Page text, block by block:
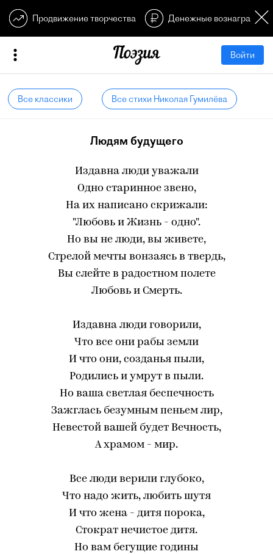
Продвижение творчества Денежные
Войти
Все классики Все стихи Николая Гумилёва
Людям будущего
Издавна люди уважали
Одно старинное звено,
На их написано скрижали:
"Любовь и Жизнь - одно".
Но вы не люди, вы живете,
Стрелой мечты вонзаясь в твердь,
Вы слейте в радостном полете
Любовь и Смерть.
Издавна люди говорили,
Что все они рабы земли
И что они, созданья пыли,
Родились и умрут в пыли.
Но ваша светлая беспечность
Зажглась безумным пеньем лир,
Невестой вашей будет Вечность,
А храмом - мир.
Все люди верили глубоко,
Что надо жить, любить шутя
И что жена - дитя порока,
Стократ нечистое дитя.
Но вам бегущие годины